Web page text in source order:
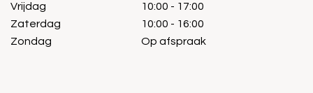
Vrijdag
Zaterdag
Zondag
10:00 - 17:00
10:00 - 16:00
Op afspraak